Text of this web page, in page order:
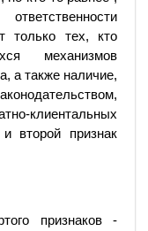
только тех, кто
механизмов
а также наличие,
клиентальных
второй признак
признаков -